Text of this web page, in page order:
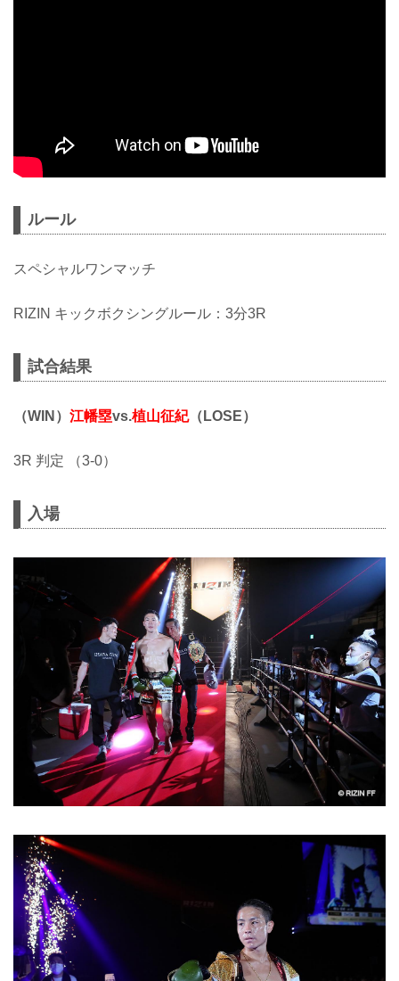
ルール
スペシャルワンマッチ
RIZIN キックボクシングルール：3分3R
試合結果
（WIN） 江幡塁vs.植山征紀（LOSE）
3R 判定 （3-0）
入場